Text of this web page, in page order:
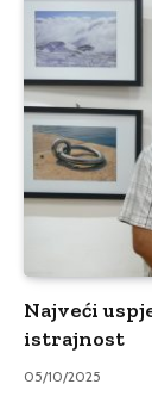
Najveći
istrajnost
05/10/2025